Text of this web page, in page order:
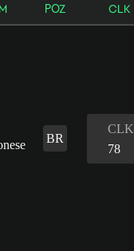
POZ CLK
BR
CLK
78